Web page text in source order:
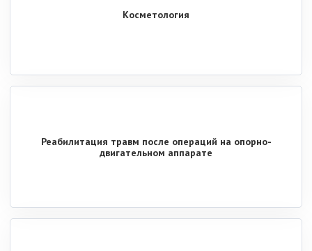
Косметология
Реабилитация травм после операций на опорно-
двигательном аппарате